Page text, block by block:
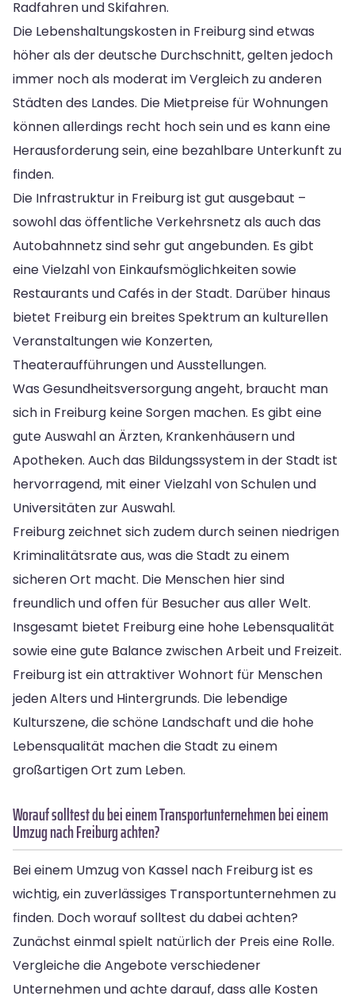
Radfahren und Skifahren.
Die Lebenshaltungskosten in Freiburg sind etwas
höher als der deutsche Durchschnitt, gelten jedoch
immer noch als moderat im Vergleich zu anderen
Städten des Landes. Die Mietpreise für Wohnungen
können allerdings recht hoch sein und es kann eine
Herausforderung sein, eine bezahlbare Unterkunft zu
finden.
Die Infrastruktur in Freiburg ist gut ausgebaut –
sowohl das öffentliche Verkehrsnetz als auch das
Autobahnnetz sind sehr gut angebunden. Es gibt
eine Vielzahl von Einkaufsmöglichkeiten sowie
Restaurants und Cafés in der Stadt. Darüber hinaus
bietet Freiburg ein breites Spektrum an kulturellen
Veranstaltungen wie Konzerten,
Theateraufführungen und Ausstellungen.
Was Gesundheitsversorgung angeht, braucht man
sich in Freiburg keine Sorgen machen. Es gibt eine
gute Auswahl an Ärzten, Krankenhäusern und
Apotheken. Auch das Bildungssystem in der Stadt ist
hervorragend, mit einer Vielzahl von Schulen und
Universitäten zur Auswahl.
Freiburg zeichnet sich zudem durch seinen niedrigen
Kriminalitätsrate aus, was die Stadt zu einem
sicheren Ort macht. Die Menschen hier sind
freundlich und offen für Besucher aus aller Welt.
Insgesamt bietet Freiburg eine hohe Lebensqualität
sowie eine gute Balance zwischen Arbeit und Freizeit.
Freiburg ist ein attraktiver Wohnort für Menschen
jeden Alters und Hintergrunds. Die lebendige
Kulturszene, die schöne Landschaft und die hohe
Lebensqualität machen die Stadt zu einem
großartigen Ort zum Leben.
Worauf solltest du bei einem Transportunternehmen bei einem
Umzug nach Freiburg achten?
Bei einem Umzug von Kassel nach Freiburg ist es
wichtig, ein zuverlässiges Transportunternehmen zu
finden. Doch worauf solltest du dabei achten?
Zunächst einmal spielt natürlich der Preis eine Rolle.
Vergleiche die Angebote verschiedener
Unternehmen und achte darauf, dass alle Kosten